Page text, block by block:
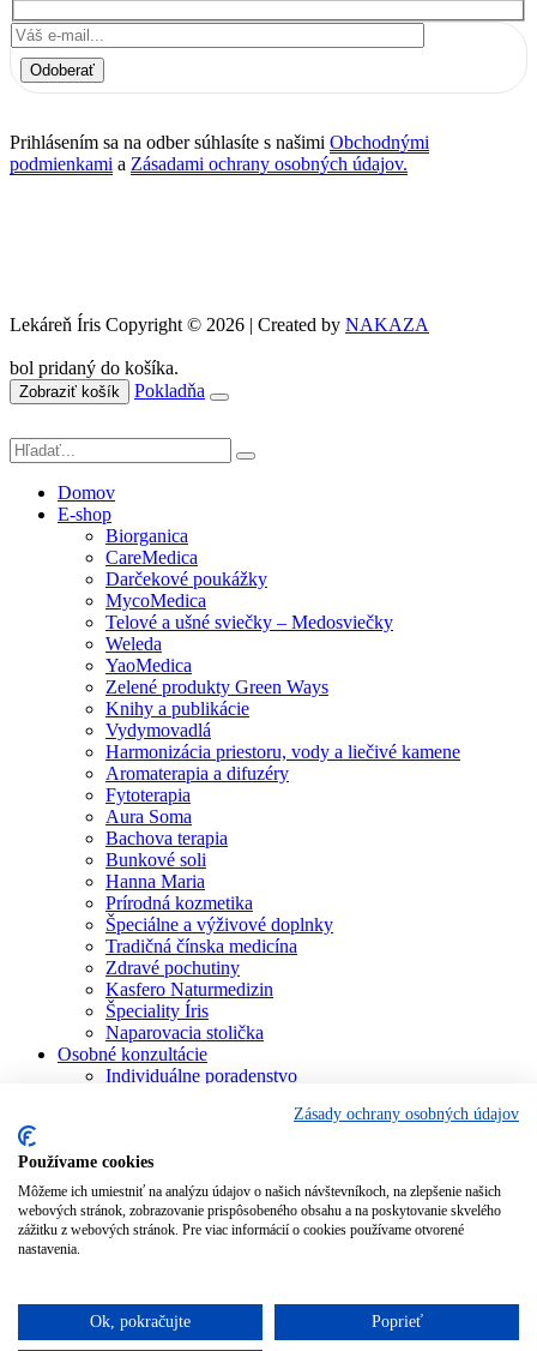
Odoberať
Prihlásením sa na odber súhlasíte s našimi Obchodnými
podmienkami a Zásadami ochrany osobných údajov.
Lekáreň Íris Copyright © 2026 | Created by NAKAZA
bol pridaný do košíka.
Zobraziť košík Pokladňa
Domov
E-shop
Biorganica
CareMedica
Darčekové poukážky
MycoMedica
Telové a ušné sviečky – Medosviečky
Weleda
YaoMedica
Zelené produkty Green Ways
Knihy a publikácie
Vydymovadlá
Harmonizácia priestoru, vody a liečivé kamene
Aromaterapia a difuzéry
Fytoterapia
Aura Soma
Bachova terapia
Bunkové soli
Hanna Maria
Prírodná kozmetika
Špeciálne a výživové doplnky
Tradičná čínska medicína
Zdravé pochutiny
Kasfero Naturmedizin
Špeciality Íris
Naparovacia stolička
Osobné konzultácie
Individuálne poradenstvo
Aromaterapia
Homeopatia
Individuálna a partnerská numerológia
Numerológia – kľúč života
Blog
Podporujeme
Zásady ochrany osobných údajov
Používame cookies
Môžeme ich umiestniť na analýzu údajov o našich návštevníkoch, na zlepšenie našich
webových stránok, zobrazovanie prispôsobeného obsahu a na poskytovanie skvelého
zážitku z webových stránok. Pre viac informácií o cookies používame otvorené
nastavenia.
Ok, pokračujte Poprieť